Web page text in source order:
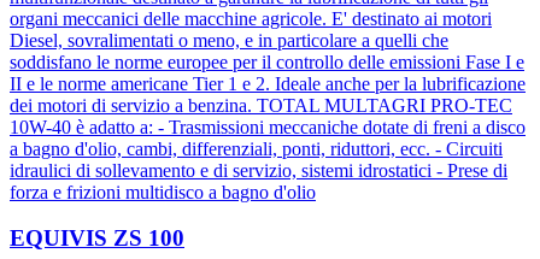
organi meccanici delle macchine agricole. E' destinato ai motori
Diesel, sovralimentati o meno, e in particolare a quelli che
soddisfano le norme europee per il controllo delle emissioni Fase I e
II e le norme americane Tier 1 e 2. Ideale anche per la lubrificazione
dei motori di servizio a benzina. TOTAL MULTAGRI PRO-TEC
10W-40 è adatto a: - Trasmissioni meccaniche dotate di freni a disco
a bagno d'olio, cambi, differenziali, ponti, riduttori, ecc. - Circuiti
idraulici di sollevamento e di servizio, sistemi idrostatici - Prese di
forza e frizioni multidisco a bagno d'olio
EQUIVIS ZS 100